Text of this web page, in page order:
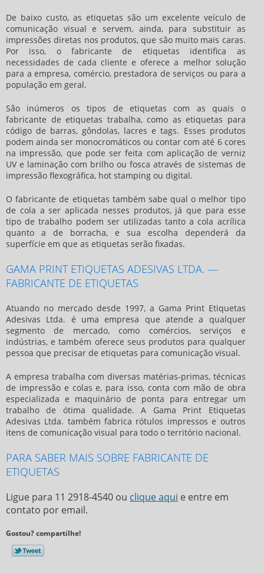
De baixo custo, as etiquetas são um excelente veículo de
comunicação visual e servem, ainda, para substituir as
impressões diretas nos produtos, que são muito mais caras.
Por isso, ofabricante de etiquetas identifica as
necessidades de cada cliente e oferece a melhor solução
para a empresa, comércio, prestadora de serviços ou para a
população em geral.
São inúmeros os tipos de etiquetas com as quais o
fabricante de etiquetas trabalha, como as etiquetas para
código de barras, gôndolas, lacres e tags. Esses produtos
podem ainda ser monocromáticos ou contar com até 6 cores
na impressão, que pode ser feita com aplicação de verniz
UV e laminação com brilho ou fosca através de sistemas de
impressão flexográfica, hot stamping ou digital.
Ofabricante de etiquetas também sabe qual o melhor tipo
de cola a ser aplicada nesses produtos, já que para esse
tipo de trabalho podem ser utilizadas tanto a cola acrílica
quanto a de borracha, e sua escolha dependerá da
superfície em que as etiquetas serão fixadas.
GAMA PRINT ETIQUETAS ADESIVAS LTDA. —
FABRICANTE DE ETIQUETAS
Atuando no mercado desde 1997, a Gama Print Etiquetas
Adesivas Ltda. é uma empresa que atende a qualquer
segmento de mercado, como comércios, serviços e
indústrias, e também oferece seus produtos para qualquer
pessoa que precisar de etiquetas para comunicação visual.
A empresa trabalha com diversas matérias-primas, técnicas
de impressão e colas e, para isso, conta com mão de obra
especializada e maquinário de ponta para entregar um
trabalho de ótima qualidade. A Gama Print Etiquetas
Adesivas Ltda. também fabrica rótulos impressos e outros
itens de comunicação visual para todo o território nacional.
PARA SABER MAIS SOBRE FABRICANTE DE
ETIQUETAS
Ligue para 11 2918-4540 ou clique aqui e entre em
contato por email.
Gostou? compartilhe!